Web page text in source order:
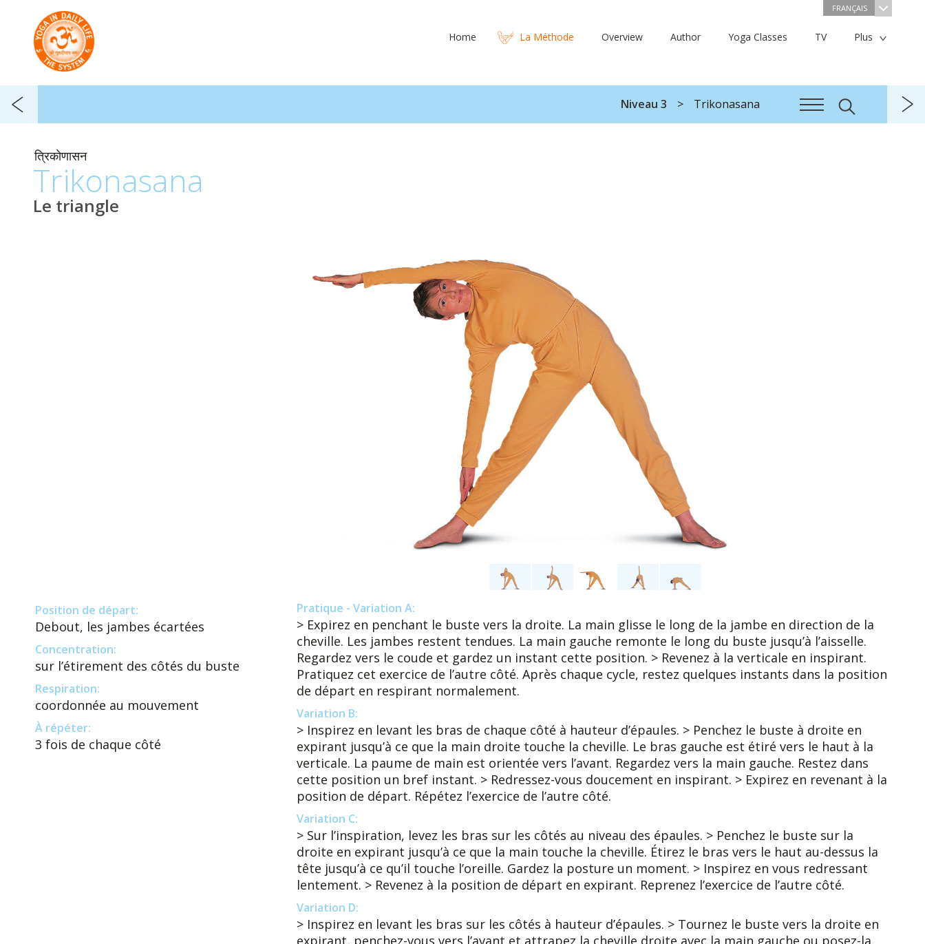
FRANÇAIS
Home La Méthode Overview Author Yoga Classes TV Plus
Niveau 3 Trikonasana
त्रिकोणासन
Trikonasana
Le triangle
Position de départ:
Debout, les jambes écartées
Concentration:
sur l’étirement des côtés du buste
Respiration:
coordonnée au mouvement
À répéter:
3 fois de chaque côté
Pratique - Variation A:
> Expirez en penchant le buste vers la droite. La main glisse le long de la jambe en direction de la
cheville. Les jambes restent tendues. La main gauche remonte le long du buste jusqu’à l’aisselle.
Regardez vers le coude et gardez un instant cette position. > Revenez à la verticale en inspirant.
Pratiquez cet exercice de l’autre côté. Après chaque cycle, restez quelques instants dans la position
de départ en respirant normalement.
Variation B:
> Inspirez en levant les bras de chaque côté à hauteur d’épaules. > Penchez le buste à droite en
expirant jusqu’à ce que la main droite touche la cheville. Le bras gauche est étiré vers le haut à la
verticale. La paume de main est orientée vers l’avant. Regardez vers la main gauche. Restez dans
cette position un bref instant. > Redressez-vous doucement en inspirant. > Expirez en revenant à la
position de départ. Répétez l’exercice de l’autre côté.
Variation C:
> Sur l’inspiration, levez les bras sur les côtés au niveau des épaules. > Penchez le buste sur la
droite en expirant jusqu’à ce que la main touche la cheville. Étirez le bras vers le haut au-dessus la
tête jusqu’à ce qu’il touche l’oreille. Gardez la posture un moment. > Inspirez en vous redressant
lentement. > Revenez à la position de départ en expirant. Reprenez l’exercice de l’autre côté.
Variation D:
> Inspirez en levant les bras sur les côtés à hauteur d’épaules. > Tournez le buste vers la droite en
expirant, penchez-vous vers l’avant et attrapez la cheville droite avec la main gauche ou posez-la